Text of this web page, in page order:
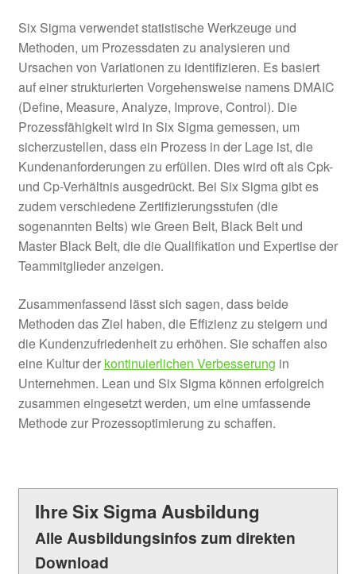
Six Sigma verwendet statistische Werkzeuge und
Methoden, um Prozessdaten zu analysieren und
Ursachen von Variationen zu identifizieren. Es basiert
auf einer strukturierten Vorgehensweise namens DMAIC
(Define, Measure, Analyze, Improve, Control). Die
Prozessfähigkeit wird in Six Sigma gemessen, um
sicherzustellen, dass ein Prozess in der Lage ist, die
Kundenanforderungen zu erfüllen. Dies wird oft als Cpk-
und Cp-Verhältnis ausgedrückt. Bei Six Sigma gibt es
zudem verschiedene Zertifizierungsstufen (die
sogenannten Belts) wie Green Belt, Black Belt und
Master Black Belt, die die Qualifikation und Expertise der
Teammitglieder anzeigen.
Zusammenfassend lässt sich sagen, dass beide
Methoden das Ziel haben, die Effizienz zu steigern und
die Kundenzufriedenheit zu erhöhen. Sie schaffen also
eine Kultur der kontinuierlichen Verbesserung in
Unternehmen. Lean und Six Sigma können erfolgreich
zusammen eingesetzt werden, um eine umfassende
Methode zur Prozessoptimierung zu schaffen.
Ihre Six Sigma Ausbildung
Alle Ausbildungsinfos zum direkten
Download